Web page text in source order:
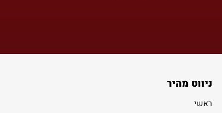
ניווט מהיר
ראשי